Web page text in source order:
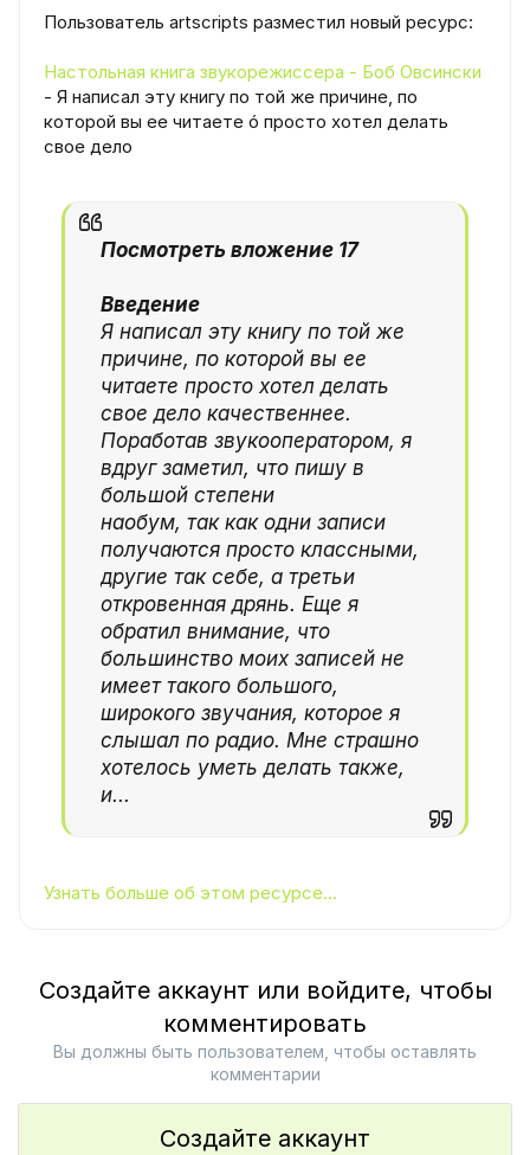
Пользователь artscripts разместил новый ресурс:
Настольная книга звукорежиссера - Боб Овсински
- Я написал эту книгу по той же причине, по
которой вы ее читаете ó просто хотел делать
свое дело
Посмотреть вложение 17
Введение
Я написал эту книгу по той же
причине, по которой вы ее
читаете просто хотел делать
свое дело качественнее.
Поработав звукооператором, я
вдруг заметил, что пишу в
большой степени
наобум, так как одни записи
получаются просто классными,
другие так себе, а третьи
откровенная дрянь. Еще я
обратил внимание, что
большинство моих записей не
имеет такого большого,
широкого звучания, которое я
слышал по радио. Мне страшно
хотелось уметь делать также,
и...
Узнать больше об этом ресурсе...
Создайте аккаунт или войдите, чтобы
комментировать
Вы должны быть пользователем, чтобы оставлять
комментарии
Создайте аккаунт